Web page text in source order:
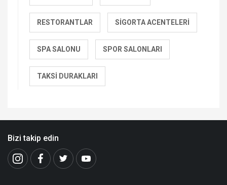
RESTORANTLAR SIGORTA ACENTELERI
SPA SALONU SPOR SALONLARI
TAKSI DURAKLARI
Bizi takip edin